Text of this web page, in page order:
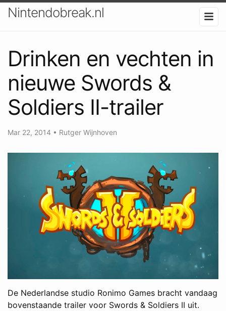
Nintendobreak.nl
Drinken en vechten in
nieuwe Swords &
Soldiers II-trailer
Mar 22, 2014 • Rutger Wijnhoven
De Nederlandse studio Ronimo Games bracht vandaag
bovenstaande trailer voor Swords & Soldiers II uit.